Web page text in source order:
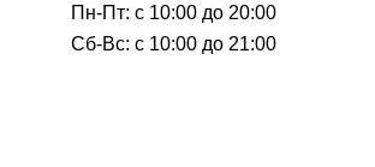
Пн-Пт: с 10:00 до 20:00
Сб-Вс: с 10:00 до 21:00